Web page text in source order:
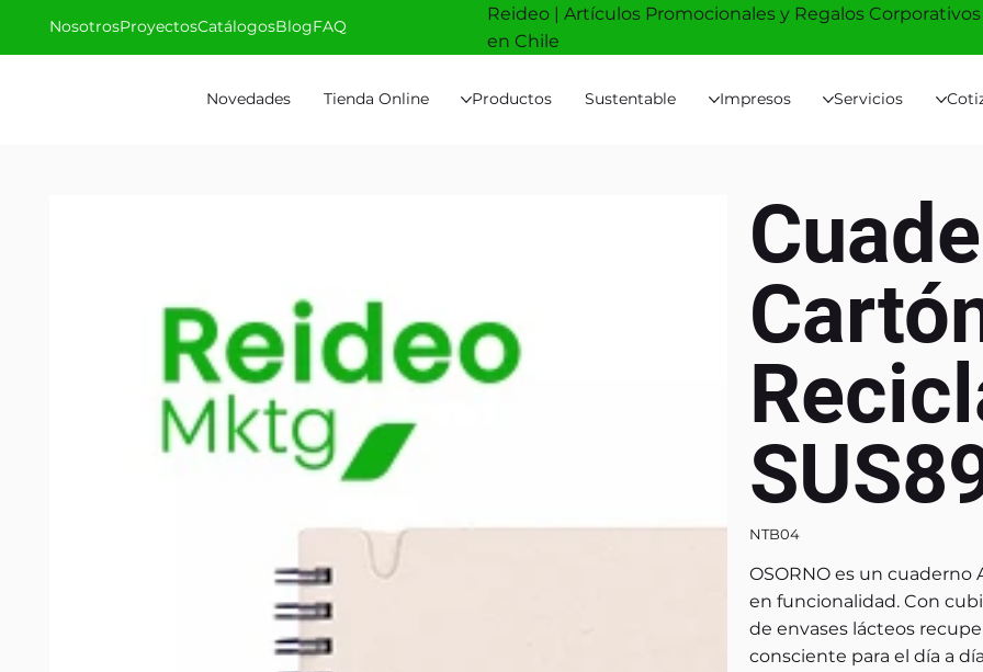
Novedades Tienda Online Productos Sustentable Impresos Servicios
NosotrosProyectosCatálogosBlogFAQ
Reideo | Artículos Promocionales y Regalos Corporativos
en Chile
NTB04
OSORNO es un cuaderno
en funcionalidad. Con
de envases lácteos
consciente para el día a